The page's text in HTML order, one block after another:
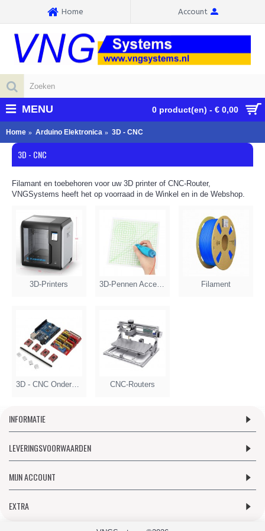
Home Account
0 product(en) - € 0,00
MENU
Home Arduino Elektronica 3D - CNC
3D - CNC
Filamant en toebehoren voor uw 3D printer of CNC-Router,
VNGSystems heeft het op voorraad in de Winkel en in de Webshop.
3D-Printers 3D-Pennen Accesoires Filament
CNC-Routers
INFORMATIE
LEVERINGSVOORWAARDEN
MIJN ACCOUNT
EXTRA